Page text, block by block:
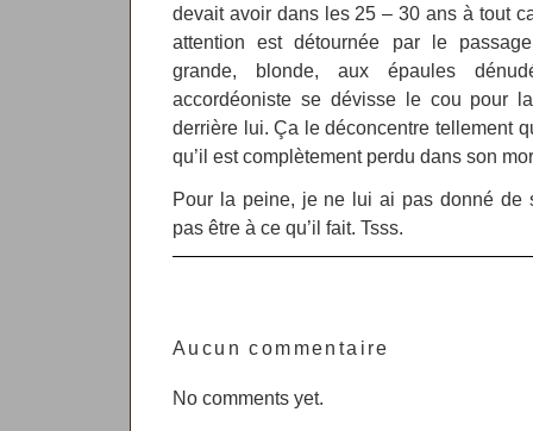
devait avoir dans les 25 – 30 ans à tout
attention est détournée par le
grande, blonde, aux épaules
accordéoniste se dévisse le cou pour
derrière lui. Ça le déconcentre tellement
qu’il est complètement perdu dans son
Pour la peine, je ne lui ai pas donné de
pas être à ce qu’il fait. Tsss.
Aucun commentaire
No comments yet.